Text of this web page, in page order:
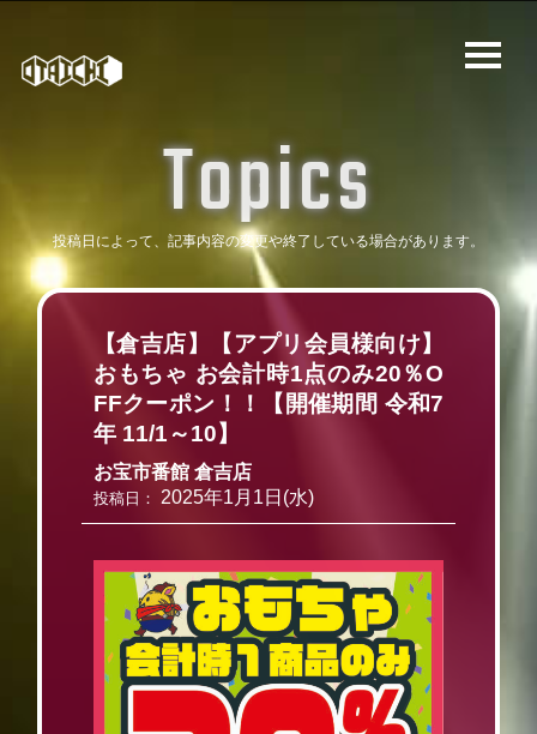
Topics
投稿日によって、記事内容の変更や終了している場合があります。
【倉吉店】【アプリ会員様向け】
おもちゃ お会計時1点のみ20％O
FFクーポン！！【開催期間 令和7
年 11/1～10】
お宝市番館 倉吉店
投稿日： 2025年1月1日(水)